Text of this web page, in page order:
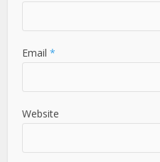
Email *
Website